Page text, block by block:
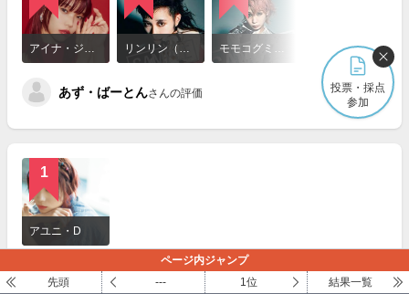
アイナ・ジ・エンド リンリン（歌手） モモコグミカンパニー
あず・ばーとんさんの評価
4
1
アユニ・D
ホントに10才必ず読んで！（コメント文） さんの評価
3
投票・採点
参加
ページ内ジャンプ
先頭
--- 1位 結果一覧